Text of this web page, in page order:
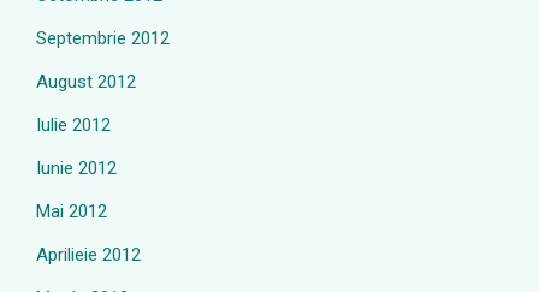
Septembrie 2012
August 2012
Iulie 2012
Iunie 2012
Mai 2012
Aprilieie 2012